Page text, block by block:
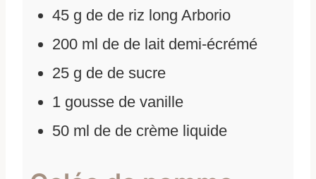
45 g de de riz long Arborio
200 ml de de lait demi-écrémé
25 g de de sucre
1 gousse de vanille
50 ml de de crème liquide